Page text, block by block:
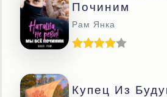
Починим
Рам Янка
Купец Из